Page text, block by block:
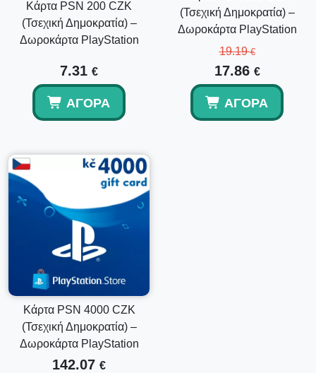
Κάρτα PSN 200 CZK
(Τσεχική Δημοκρατία) –
Δωροκάρτα PlayStation
7.31 €
ΑΓΟΡΆ
(Τσεχική Δημοκρατία) –
Δωροκάρτα PlayStation
19.19€
17.86 €
ΑΓΟΡΆ
Κάρτα PSN 4000 CZK
(Τσεχική Δημοκρατία) –
Δωροκάρτα PlayStation
142.07 €